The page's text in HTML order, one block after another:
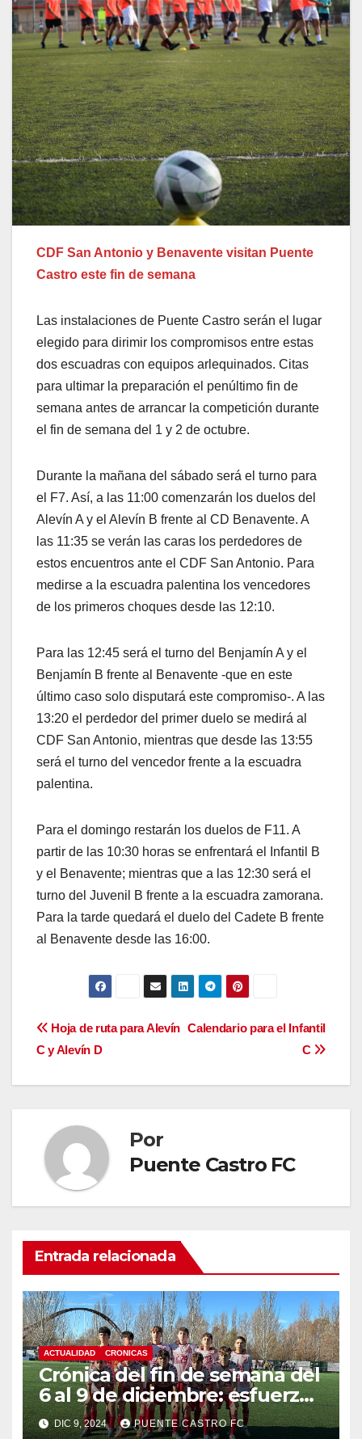
CDF San Antonio y Benavente visitan Puente
Castro este fin de semana
Las instalaciones de Puente Castro serán el lugar
elegido para dirimir los compromisos entre estas
dos escuadras con equipos arlequinados. Citas
para ultimar la preparación el penúltimo fin de
semana antes de arrancar la competición durante
el fin de semana del 1 y 2 de octubre.
Durante la mañana del sábado será el turno para
el F7. Así, a las 11:00 comenzarán los duelos del
Alevín A y el Alevín B frente al CD Benavente. A
las 11:35 se verán las caras los perdedores de
estos encuentros ante el CDF San Antonio. Para
medirse a la escuadra palentina los vencedores
de los primeros choques desde las 12:10.
Para las 12:45 será el turno del Benjamín A y el
Benjamín B frente al Benavente -que en este
último caso solo disputará este compromiso-. A las
13:20 el perdedor del primer duelo se medirá al
CDF San Antonio, mientras que desde las 13:55
será el turno del vencedor frente a la escuadra
palentina.
Para el domingo restarán los duelos de F11. A
partir de las 10:30 horas se enfrentará el Infantil B
y el Benavente; mientras que a las 12:30 será el
turno del Juvenil B frente a la escuadra zamorana.
Para la tarde quedará el duelo del Cadete B frente
al Benavente desde las 16:00.
Navegación
de
Calendario para el Infantil
C
Hoja de ruta para Alevín
C y Alevín D
Por
Puente Castro FC
Entrada relacionada
ACTUALIDAD CRONICAS
Crónica del fin de semana del
6 al 9 de diciembre: esfuerzo
y aprendizaje en una jornada
DIC 9, 2024 PUENTE CASTRO FC